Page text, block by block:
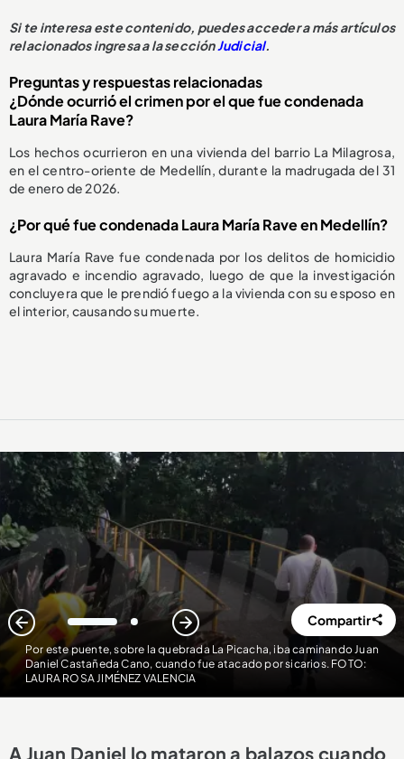
Si te interesa este contenido, puedes acceder a más artículos
relacionados ingresa a la secciónJudicial.
Preguntas y respuestas relacionadas
¿Dónde ocurrió el crimen por el que fue condenada
Laura María Rave?
Los hechos ocurrieron en una vivienda del barrio La Milagrosa,
en el centro-oriente de Medellín, durante la madrugada del 31
de enero de 2026.
¿Por qué fue condenada Laura María Rave en Medellín?
Laura María Rave fue condenada por los delitos de homicidio
agravado e incendio agravado, luego de que la investigación
concluyera que le prendió fuego a la vivienda con su esposo en
el interior, causando su muerte.
Por este puente, sobre la quebrada La Picacha, iba caminando Juan
Daniel Castañeda Cano, cuando fue atacado por sicarios. FOTO:
LAURA ROSA JIMÉNEZ VALENCIA
1 2 Compartir
A Juan Daniel lo mataron a balazos cuando